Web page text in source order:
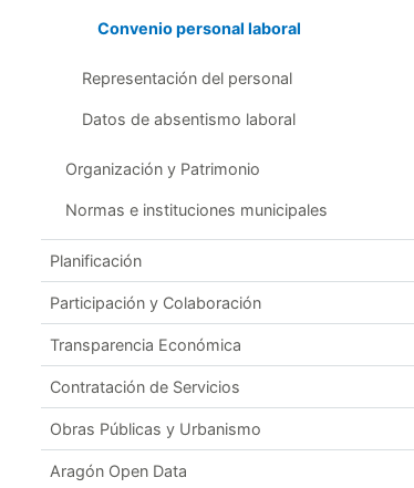
Convenio personal laboral
Representación del personal
Datos de absentismo laboral
Organización y Patrimonio
Normas e instituciones municipales
Planificación
Participación y Colaboración
Transparencia Económica
Contratación de Servicios
Obras Públicas y Urbanismo
Aragón Open Data